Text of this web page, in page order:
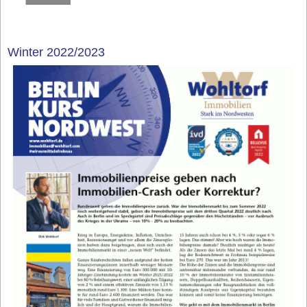
Winter 2022/2023